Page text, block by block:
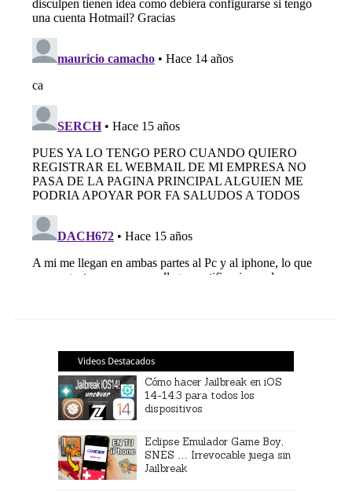
Videos Destacados
Cómo hacer Jailbreak en iOS
14-14.3 para todos los
dispositivos
Eclipse Emulador Game Boy,
SNES … Irrevocable juega sin
Jailbreak